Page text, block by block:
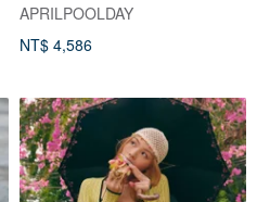
APRILPOOLDAY
NT$ 4,586